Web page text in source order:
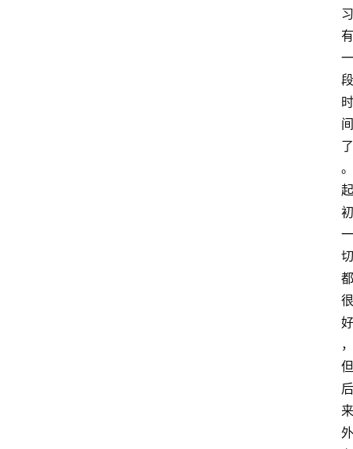
习
有
一
段
时
间
了
。
起
初
一
切
都
很
好
，
但
后
来
外